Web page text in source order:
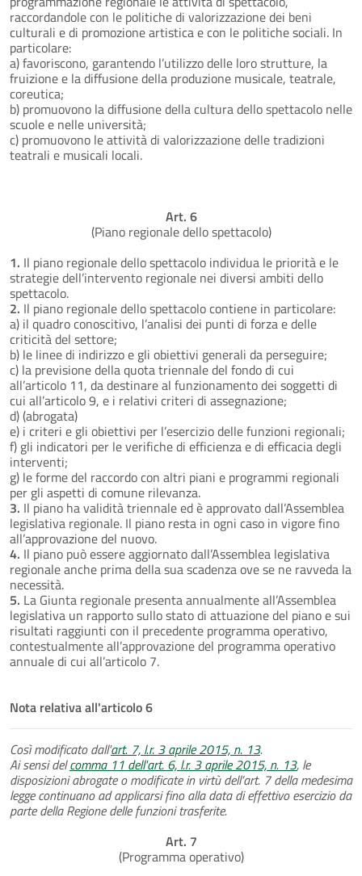
raccordandole con le politiche di valorizzazione dei beni
culturali e di promozione artistica e con le politiche sociali. In
particolare:
a) favoriscono, garantendo l’utilizzo delle loro strutture, la
fruizione e la diffusione della produzione musicale, teatrale,
coreutica;
b) promuovono la diffusione della cultura dello spettacolo nelle
scuole e nelle università;
c) promuovono le attività di valorizzazione delle tradizioni
teatrali e musicali locali.
Art. 6
(Piano regionale dello spettacolo)
1. Il piano regionale dello spettacolo individua le priorità e le
strategie dell’intervento regionale nei diversi ambiti dello
spettacolo.
2. Il piano regionale dello spettacolo contiene in particolare:
a) il quadro conoscitivo, l’analisi dei punti di forza e delle
criticità del settore;
b) le linee di indirizzo e gli obiettivi generali da perseguire;
c) la previsione della quota triennale del fondo di cui
all’articolo 11, da destinare al funzionamento dei soggetti di
cui all’articolo 9, e i relativi criteri di assegnazione;
d) (abrogata)
e) i criteri e gli obiettivi per l’esercizio delle funzioni regionali;
f) gli indicatori per le verifiche di efficienza e di efficacia degli
interventi;
g) le forme del raccordo con altri piani e programmi regionali
per gli aspetti di comune rilevanza.
3. Il piano ha validità triennale ed è approvato dall’Assemblea
legislativa regionale. Il piano resta in ogni caso in vigore fino
all’approvazione del nuovo.
4. Il piano può essere aggiornato dall’Assemblea legislativa
regionale anche prima della sua scadenza ove se ne ravveda la
necessità.
5. La Giunta regionale presenta annualmente all’Assemblea
legislativa un rapporto sullo stato di attuazione del piano e sui
risultati raggiunti con il precedente programma operativo,
contestualmente all’approvazione del programma operativo
annuale di cui all’articolo 7.
Nota relativa all'articolo 6
Così modificato dall'art. 7, l.r. 3 aprile 2015, n. 13.
Ai sensi delcomma 11 dell'art. 6, l.r. 3 aprile 2015, n. 13, le
disposizioni abrogate o modificate in virtù dell’art. 7 della medesima
legge continuano ad applicarsi fino alla data di effettivo esercizio da
parte della Regione delle funzioni trasferite.
Art. 7
(Programma operativo)